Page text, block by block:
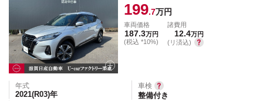
199.7万円
車両価格
187.3万円
(税込 *10%)
諸費用
12.4万円
(リ済込)
年式
2021(R03)年
車検
整備付き